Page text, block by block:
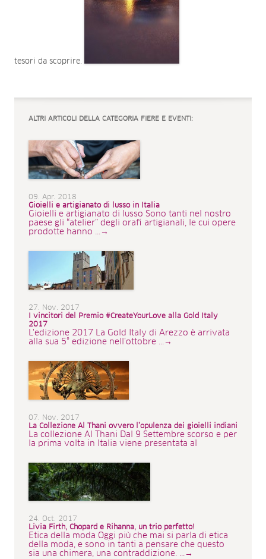
tesori da scoprire.
ALTRI ARTICOLI DELLA CATEGORIA FIERE E EVENTI:
09. Apr. 2018
Gioielli e artigianato di lusso in Italia
Gioielli e artigianato di lusso Sono tanti nel nostro
paese gli “atelier” degli orafi artigianali, le cui opere
prodotte hanno ...→
27. Nov. 2017
I vincitori del Premio #CreateYourLove alla Gold Italy
2017
L'edizione 2017 La Gold Italy di Arezzo è arrivata
alla sua 5° edizione nell’ottobre ...→
07. Nov. 2017
La Collezione Al Thani ovvero l’opulenza dei gioielli indiani
La collezione Al Thani Dal 9 Settembre scorso e per
la prima volta in Italia viene presentata al
24. Oct. 2017
Livia Firth, Chopard e Rihanna, un trio perfetto!
Etica della moda Oggi più che mai si parla di etica
della moda, e sono in tanti a pensare che questo
sia una chimera, una contraddizione. ...→